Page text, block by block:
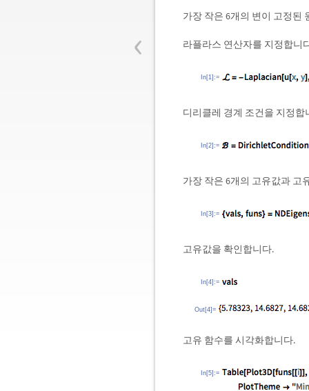
‹
가장 작은 6개의 변이 고정된
라플라스 연산자를 지정합니
In[1]:=
디리클레 경계 조건을 지정합
In[2]:=
가장 작은 6개의 고유값과 고
In[3]:=
고유값을 확인합니다.
In[4]:=
Out[4]=
고유 함수를 시각화합니다.
In[5]:=